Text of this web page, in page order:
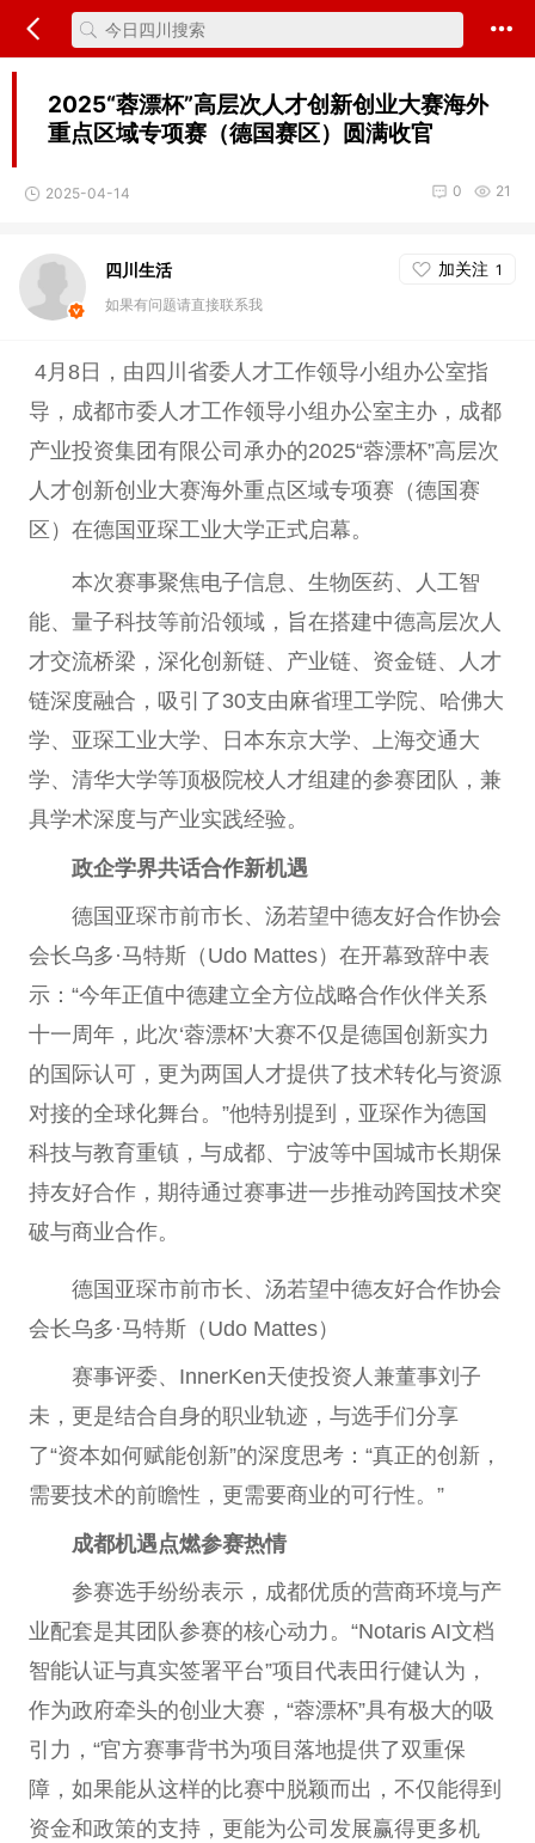
2025“蓉漂杯”高层次人才创新创业大赛海外
重点区域专项赛（德国赛区）圆满收官
2025-04-14 21
0
四川生活 加关注 1
如果有问题请直接联系我
4月8日，由四川省委人才工作领导小组办公室指
导，成都市委人才工作领导小组办公室主办，成都
产业投资集团有限公司承办的2025“蓉漂杯”高层次
人才创新创业大赛海外重点区域专项赛（德国赛
区）在德国亚琛工业大学正式启幕。
本次赛事聚焦电子信息、生物医药、人工智
能、量子科技等前沿领域，旨在搭建中德高层次人
才交流桥梁，深化创新链、产业链、资金链、人才
链深度融合，吸引了30支由麻省理工学院、哈佛大
学、亚琛工业大学、日本东京大学、上海交通大
学、清华大学等顶极院校人才组建的参赛团队，兼
具学术深度与产业实践经验。
政企学界共话合作新机遇
德国亚琛市前市长、汤若望中德友好合作协会
会长乌多·马特斯（Udo Mattes）在开幕致辞中表
示：“今年正值中德建立全方位战略合作伙伴关系
十一周年，此次‘蓉漂杯’大赛不仅是德国创新实力
的国际认可，更为两国人才提供了技术转化与资源
对接的全球化舞台。”他特别提到，亚琛作为德国
科技与教育重镇，与成都、宁波等中国城市长期保
持友好合作，期待通过赛事进一步推动跨国技术突
破与商业合作。
德国亚琛市前市长、汤若望中德友好合作协会
会长乌多·马特斯（Udo Mattes）
赛事评委、InnerKen天使投资人兼董事刘子
未，更是结合自身的职业轨迹，与选手们分享
了“资本如何赋能创新”的深度思考：“真正的创新，
需要技术的前瞻性，更需要商业的可行性。”
成都机遇点燃参赛热情
参赛选手纷纷表示，成都优质的营商环境与产
业配套是其团队参赛的核心动力。“Notaris AI文档
智能认证与真实签署平台”项目代表田行健认为，
作为政府牵头的创业大赛，“蓉漂杯”具有极大的吸
引力，“官方赛事背书为项目落地提供了双重保
障，如果能从这样的比赛中脱颖而出，不仅能得到
资金和政策的支持，更能为公司发展赢得更多机